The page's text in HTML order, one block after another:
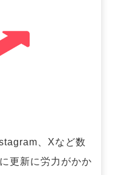
、Xなど数
更新に労力がかか